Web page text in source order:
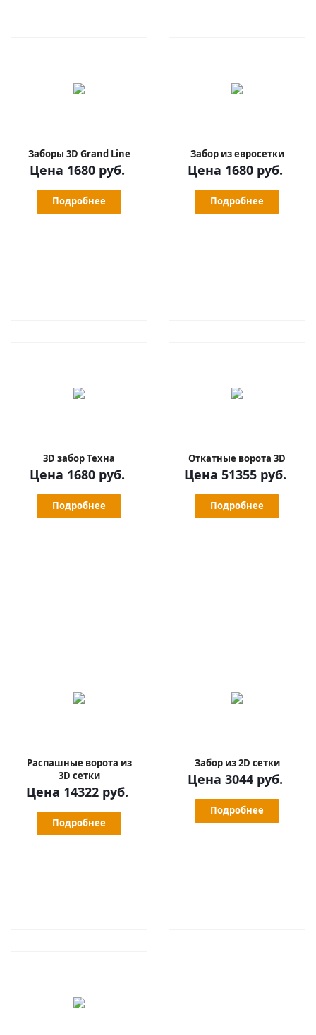
Заборы 3D Grand Line
Цена 1680 руб.
Подробнее
Забор из евросетки
Цена 1680 руб.
Подробнее
3D забор Техна
Цена 1680 руб.
Подробнее
Откатные ворота 3D
Цена 51355 руб.
Подробнее
Распашные ворота из
3D сетки
Цена 14322 руб.
Подробнее
Забор из 2D сетки
Цена 3044 руб.
Подробнее